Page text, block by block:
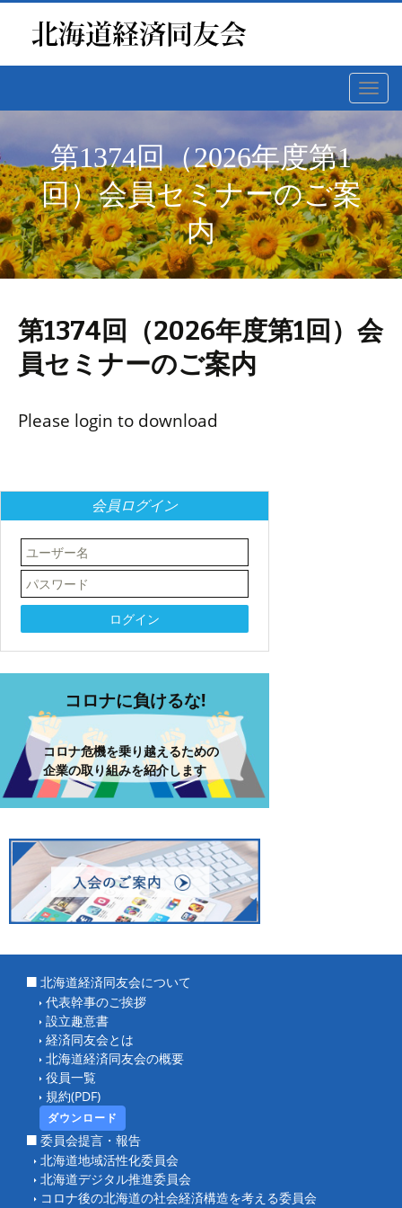
第1374回（2026年度第1
回）会員セミナーのご案
内
第1374回（2026年度第1回）会
員セミナーのご案内
Please login to download
会員ログイン
コロナに負けるな!
コロナ危機を乗り越えるための
企業の取り組みを紹介します
北海道経済同友会について
代表幹事のご挨拶
設立趣意書
経済同友会とは
北海道経済同友会の概要
役員一覧
規約(PDF)
ダウンロード
委員会提言・報告
北海道地域活性化委員会
北海道デジタル推進委員会
コロナ後の北海道の社会経済構造を考える委員会